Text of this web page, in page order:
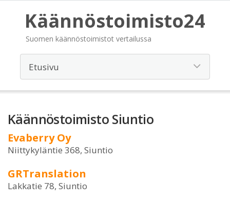
Käännöstoimisto24
Suomen käännöstoimistot vertailussa
Käännöstoimisto Siuntio
Evaberry Oy
Niittykyläntie 368, Siuntio
GRTranslation
Lakkatie 78, Siuntio